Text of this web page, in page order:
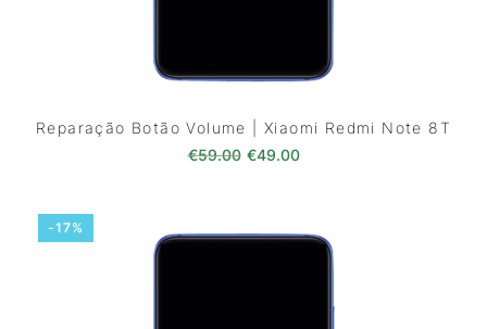
Reparação Botão Volume | Xiaomi Redmi Note 8T
€59.00 O preço original era: €59.00.
€49.00O preço atual é:
-17%